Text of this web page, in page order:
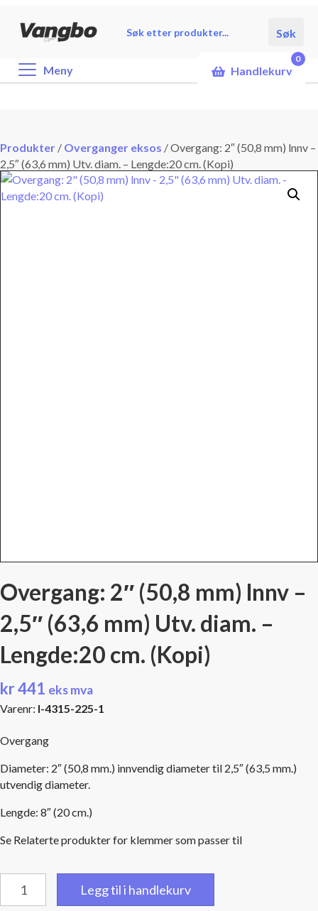
search
Søk
Meny Handlekurv
0
Produkter / Overganger eksos /Overgang: 2″ (50,8 mm) lnnv –
2,5″ (63,6 mm) Utv. diam. – Lengde:20 cm. (Kopi)
Overgang: 2″ (50,8 mm) lnnv –
2,5″ (63,6 mm) Utv. diam. –
Lengde:20 cm. (Kopi)
kr441 eks mva
Varenr: I-4315-225-1
Overgang
Diameter: 2″ (50,8 mm.) innvendig diameter til 2,5″ (63,5 mm.)
utvendig diameter.
Lengde: 8″ (20 cm.)
Se Relaterte produkter for klemmer som passer til
Legg til i handlekurv